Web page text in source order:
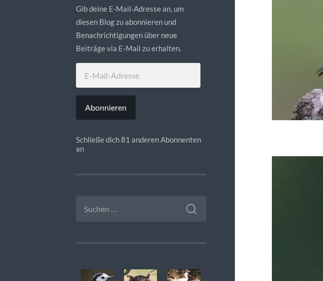
Gib deine E-Mail-Adresse an, um
diesen Blog zu abonnieren und
Benachrichtigungen über neue
Beiträge via E-Mail zu erhalten.
MAIL-
ADRESSE
Abonnieren
Schließe dich 81 anderen Abonnenten
an
NACH: